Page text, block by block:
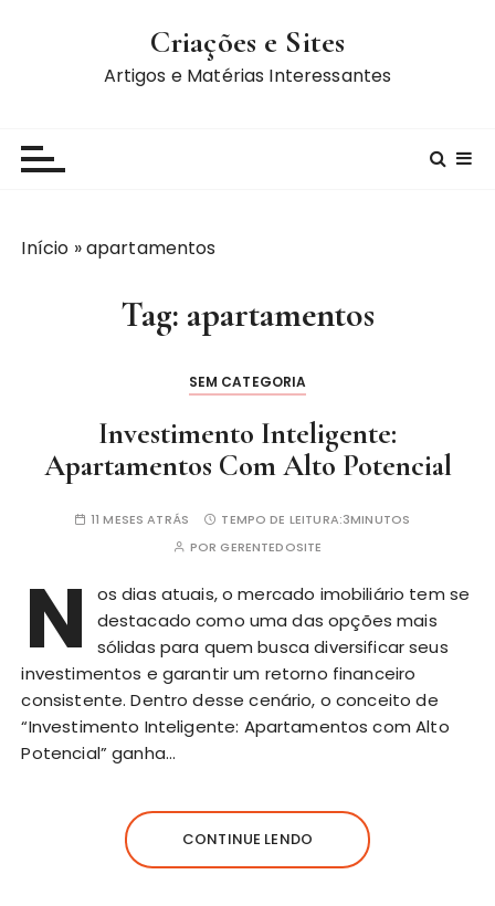
Criações e Sites
Artigos e Matérias Interessantes
Início »apartamentos
Tag: apartamentos
SEM CATEGORIA
Investimento Inteligente:
Apartamentos Com Alto Potencial
11 MESES ATRÁS TEMPO DE LEITURA:3MINUTOS
PORGERENTEDOSITE
N
os dias atuais, o mercado imobiliário tem se
destacado como uma das opções mais
sólidas para quem busca diversificar seus
investimentos e garantir um retorno financeiro
consistente. Dentro desse cenário, o conceito de
“Investimento Inteligente: Apartamentos com Alto
Potencial” ganha…
CONTINUE LENDO